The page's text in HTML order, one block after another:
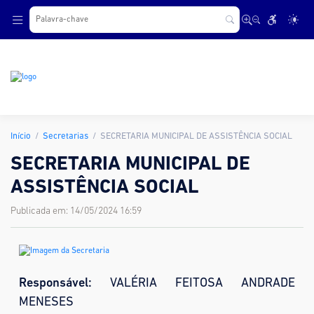
Início Secretarias SECRETARIA MUNICIPAL DE ASSISTÊNCIA SOCIAL
SECRETARIA MUNICIPAL DE
ASSISTÊNCIA SOCIAL
Publicada em: 14/05/2024 16:59
Responsável: VALÉRIA FEITOSA ANDRADE
MENESES